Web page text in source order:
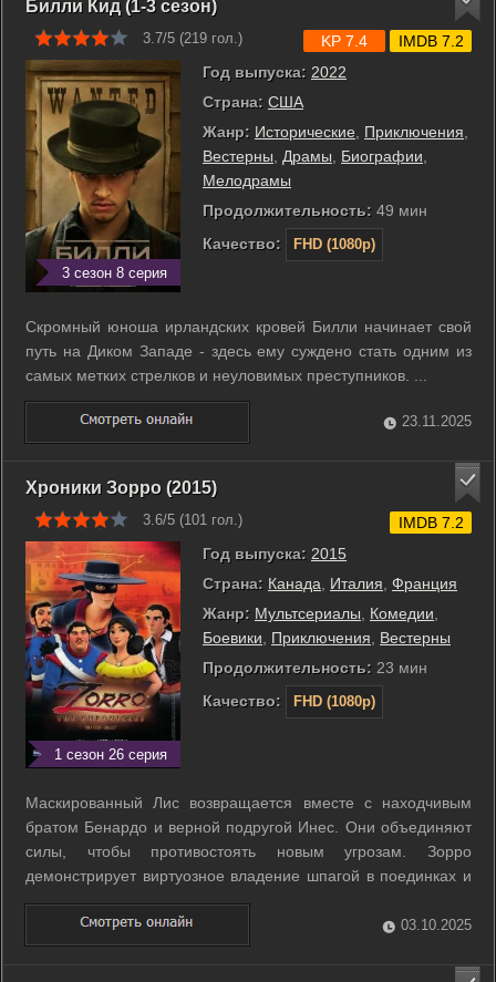
Билли Кид (1-3 сезон)
3.7/5 (219 гол.)
3 сезон 8 серия
Год выпуска: 2022
Страна: США
Жанр: Исторические Приключения
Вестерны
Драмы Биографии
Мелодрамы
Продолжительность: 49 мин
Качество:
FHD (1080p)
KP 7.4 IMDB 7.2
Скромный юноша ирландских кровей Билли начинает свой
путь на Диком Западе - здесь ему суждено стать одним из
самых метких стрелков и неуловимых преступников. ...
23.11.2025
Хроники Зорро (2015)
3.6/5 (101 гол.)
1 сезон 26 серия
Год выпуска: 2015
Страна: Канада, Италия, Франция
Жанр: Мультсериалы, Комедии,
Боевики, Приключения, Вестерны
Продолжительность: 23 мин
Качество:
FHD (1080p)
IMDB 7.2
Маскированный Лис возвращается вместе с находчивым
братом Бенардо и верной подругой Инес. Они объединяют
силы, чтобы противостоять новым угрозам. Зорро
демонстрирует виртуозное владение шпагой в поединках и
хитрых операциях. Его цель — остановить злодейского
генерала и его приспешников. ...
03.10.2025